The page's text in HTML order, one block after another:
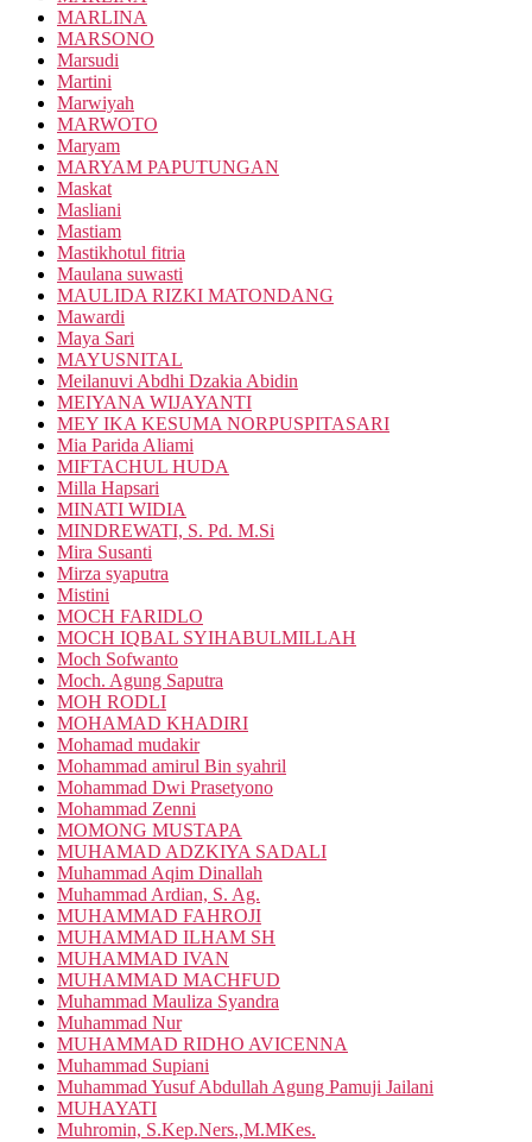
MARLINA
MARSONO
Marsudi
Martini
Marwiyah
MARWOTO
Maryam
MARYAM PAPUTUNGAN
Maskat
Masliani
Mastiam
Mastikhotul fitria
Maulana suwasti
MAULIDA RIZKI MATONDANG
Mawardi
Maya Sari
MAYUSNITAL
Meilanuvi Abdhi Dzakia Abidin
MEIYANA WIJAYANTI
MEY IKA KESUMA NORPUSPITASARI
Mia Parida Aliami
MIFTACHUL HUDA
Milla Hapsari
MINATI WIDIA
MINDREWATI, S. Pd. M.Si
Mira Susanti
Mirza syaputra
Mistini
MOCH FARIDLO
MOCH IQBAL SYIHABULMILLAH
Moch Sofwanto
Moch. Agung Saputra
MOH RODLI
MOHAMAD KHADIRI
Mohamad mudakir
Mohammad amirul Bin syahril
Mohammad Dwi Prasetyono
Mohammad Zenni
MOMONG MUSTAPA
MUHAMAD ADZKIYA SADALI
Muhammad Aqim Dinallah
Muhammad Ardian, S. Ag.
MUHAMMAD FAHROJI
MUHAMMAD ILHAM SH
MUHAMMAD IVAN
MUHAMMAD MACHFUD
Muhammad Mauliza Syandra
Muhammad Nur
MUHAMMAD RIDHO AVICENNA
Muhammad Supiani
Muhammad Yusuf Abdullah Agung Pamuji Jailani
MUHAYATI
Muhromin, S.Kep.Ners.,M.MKes.